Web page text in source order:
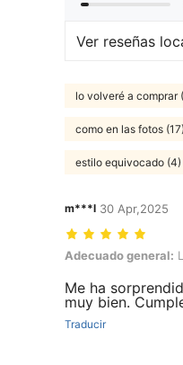
Ver reseñas
lo volveré a comprar
como en las fotos (17)
estilo equivocado (4)
m***l 30 Apr,2025
Adecuado general: La
Adecuado general:
Me ha
muy bien.
Traducir